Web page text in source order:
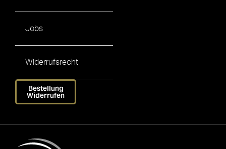
Jobs
Widerrufsrecht
Bestellung
Widerrufen